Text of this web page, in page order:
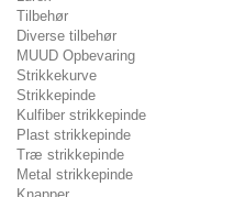
Tilbehør
Diverse tilbehør
MUUD Opbevaring
Strikkekurve
Strikkepinde
Kulfiber strikkepinde
Plast strikkepinde
Træ strikkepinde
Metal strikkepinde